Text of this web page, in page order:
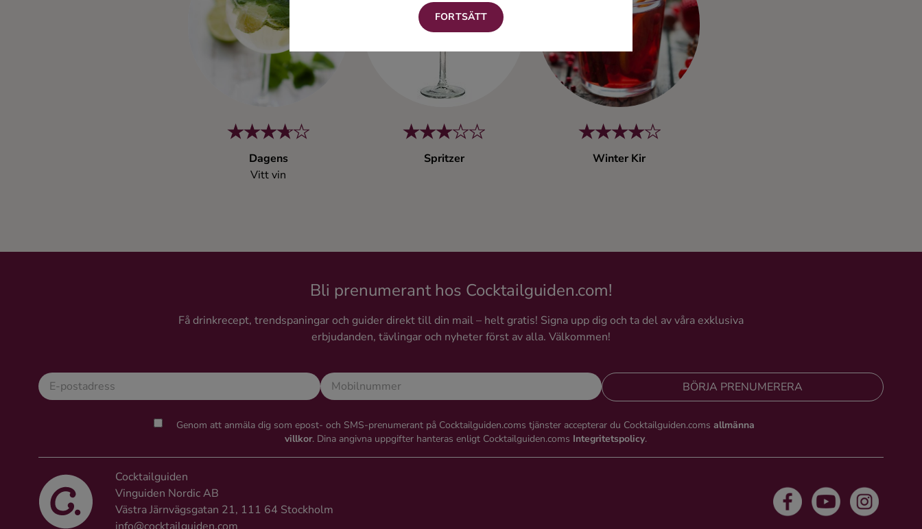
FORTSÄTT
Dagens
Vitt vin
Spritzer Winter Kir
Bli prenumerant hos Cocktailguiden.com!
Få drinkrecept, trendspaningar och guider direkt till din mail – helt gratis! Signa upp dig och ta del av våra exklusiva
erbjudanden, tävlingar och nyheter först av alla. Välkommen!
BÖRJA PRENUMERERA
Genom att anmäla dig som epost- och SMS-prenumerant på Cocktailguiden.coms tjänster accepterar du Cocktailguiden.coms allmänna
villkor. Dina angivna uppgifter hanteras enligt Cocktailguiden.coms Integritetspolicy.
Cocktailguiden
Vinguiden Nordic AB
Västra Järnvägsgatan 21, 111 64 Stockholm